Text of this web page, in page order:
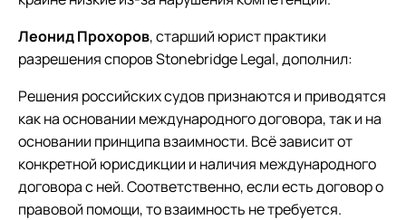
Леонид Прохоров, старший юрист практики
разрешения споров Stonebridge Legal, дополнил:
Решения российских судов признаются и приводятся
как на основании международного договора, так и на
основании принципа взаимности. Всё зависит от
конкретной юрисдикции и наличия международного
договора с ней. Соответственно, если есть договор о
правовой помощи, то взаимность не требуется.